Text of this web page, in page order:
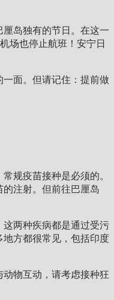
岛独有的节日。在这一
场也停止航班！安宁日
面。但请记住：提前做
规疫苗接种是必须的。
注射。但前往巴厘岛
两种疾病都是通过受污
方都很常见，包括印度
物互动，请考虑接种狂